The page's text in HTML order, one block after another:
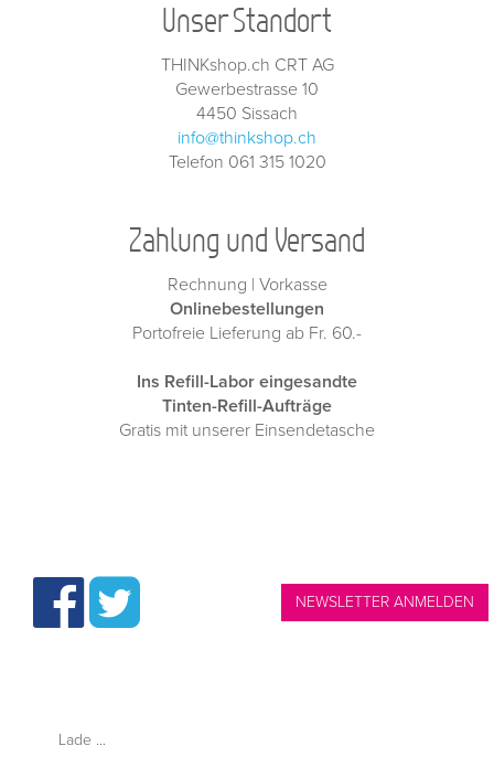
Unser Standort
THINKshop.ch CRT AG
Gewerbestrasse 10
4450 Sissach
info@thinkshop.ch
Telefon 061 315 1020
Zahlung und Versand
Rechnung | Vorkasse
Onlinebestellungen
Portofreie Lieferung ab Fr. 60.-
Ins Refill-Labor eingesandte
Tinten-Refill-Aufträge
Gratis mit unserer Einsendetasche
NEWSLETTER ANMELDEN
Lade ...